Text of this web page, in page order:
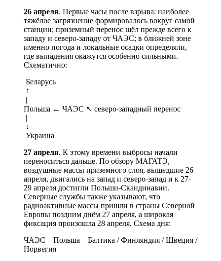
26 апреля. Первые часы после взрыва: наиболее
тяжёлое загрязнение формировалось вокруг самой
станции; приземный перенос шёл прежде всего к
западу и северо-западу от ЧАЭС; в ближней зоне
именно погода и локальные осадки определяли,
где выпадения окажутся особенно сильными.
Схематично:
Беларусь
↑
|
Польша ← ЧАЭС ↖ северо-западный перенос
|
↓
Украина
27 апреля. К этому времени выбросы начали
переноситься дальше. По обзору МАГАТЭ,
воздушные массы приземного слоя, вышедшие 26
апреля, двигались на запад и северо-запад и к 27-
29 апреля достигли Польши-Скандинавии.
Северные службы также указывают, что
радиоактивные массы пришли в страны Северной
Европы поздним днём 27 апреля, а широкая
фиксация произошла 28 апреля. Схема дня:
ЧАЭС—Польша—Балтика / Финляндия / Швеция /
Норвегия